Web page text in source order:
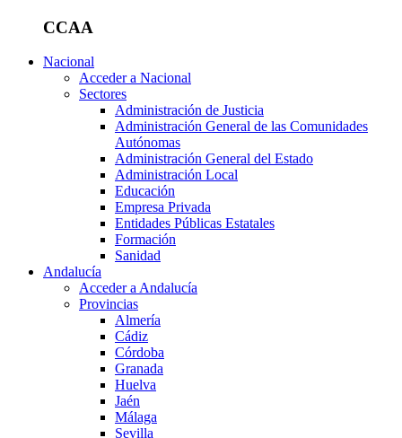
CCAA
Nacional
Acceder a Nacional
Sectores
Administración de Justicia
Administración General de las Comunidades
Autónomas
Administración General del Estado
Administración Local
Educación
Empresa Privada
Entidades Públicas Estatales
Formación
Sanidad
Andalucía
Acceder a Andalucía
Provincias
Almería
Cádiz
Córdoba
Granada
Huelva
Jaén
Málaga
Sevilla